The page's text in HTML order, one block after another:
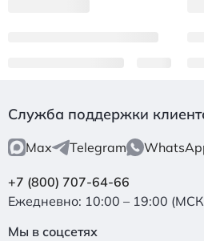
Служба поддержки
Max Telegram
+7 (800) 707-64-66
Ежедневно: 10:00 – 19:00
Мы в соцсетях